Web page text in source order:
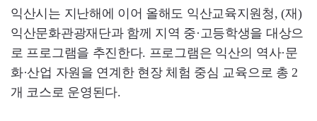
익산시는 지난해에 이어 올해도 익산교육지원청, (재)
익산문화관광재단과 함께 지역 중·고등학생을 대상으
로 프로그램을 추진한다. 프로그램은 익산의 역사·문
화·산업 자원을 연계한 현장 체험 중심 교육으로 총 2
개 코스로 운영된다.